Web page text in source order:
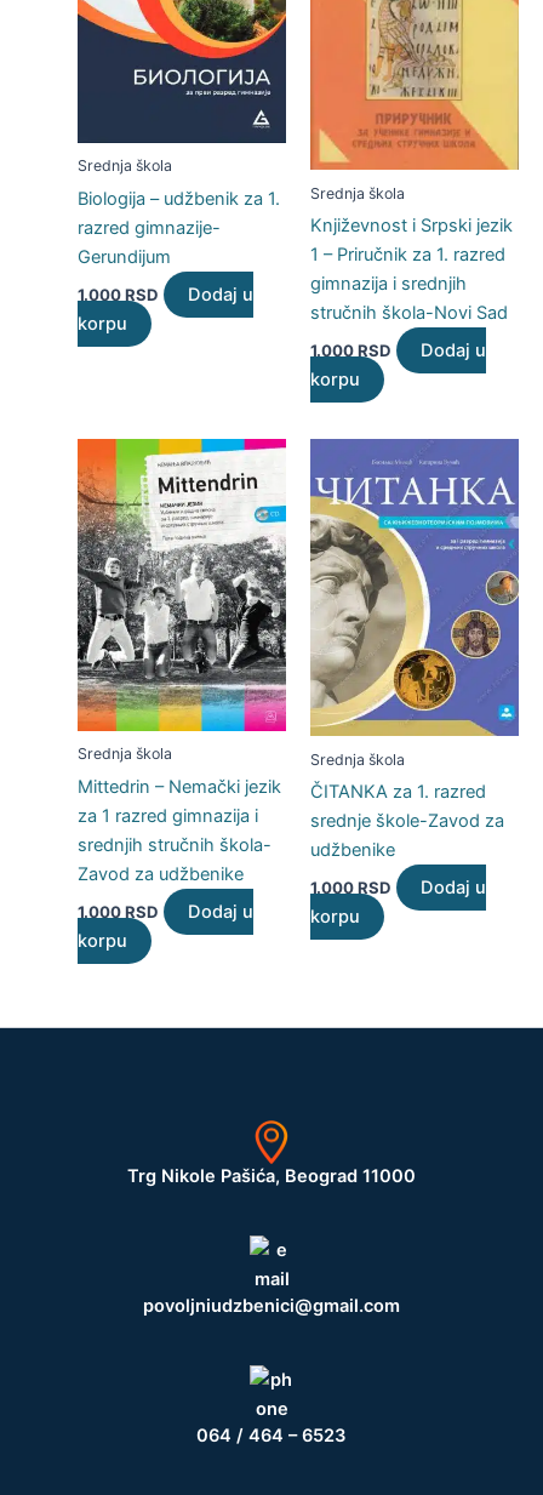
Srednja škola
Biologija – udžbenik za 1.
razred gimnazije-
Gerundijum
1.000RSD
Dodaj u
korpu
Srednja škola
Književnost i Srpski jezik
1 – Priručnik za 1. razred
gimnazija i srednjih
stručnih škola-Novi Sad
1.000RSD
Dodaj u
korpu
Srednja škola
Mittedrin – Nemački jezik
za 1 razred gimnazija i
srednjih stručnih škola-
Zavod za udžbenike
1.000RSD
Dodaj u
korpu
Srednja škola
ČITANKA za 1. razred
srednje škole-Zavod za
udžbenike
1.000RSD
Dodaj u
korpu
Trg Nikole Pašića, Beograd 11000
povoljniudzbenici@gmail.com
064 / 464 – 6523